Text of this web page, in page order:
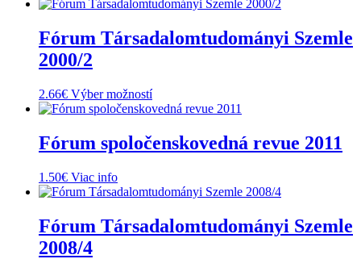
Fórum Társadalomtudományi Szemle
2000/2
2.66€ Výber možnostíTento
produkt
viacero
variantov.
môžete
na
stránke
Fórum spoločenskovedná revue 2011
1.50€ Viac info
Fórum Társadalomtudományi Szemle
2008/4